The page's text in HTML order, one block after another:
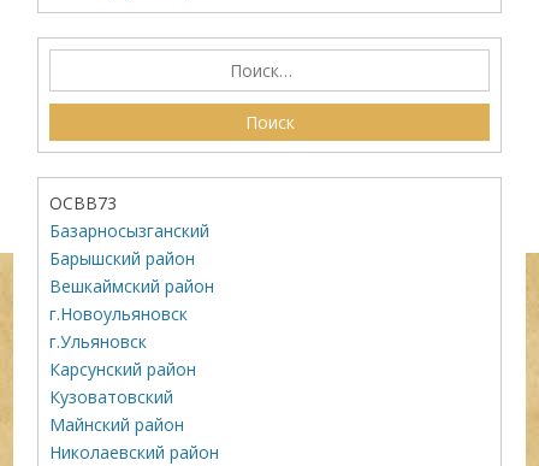
ОСВВ73
Базарносызганский
Барышский район
Вешкаймский район
г.Новоульяновск
г.Ульяновск
Карсунский район
Кузоватовский
Майнский район
Николаевский район